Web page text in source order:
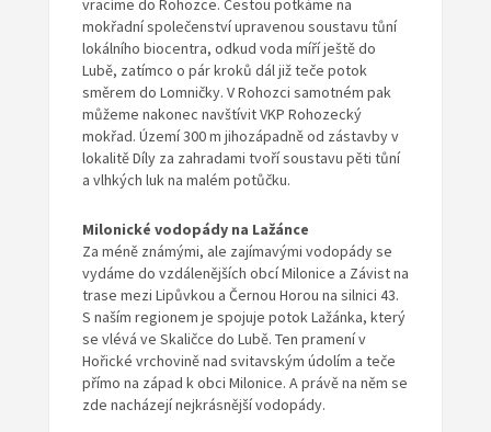
vracíme do Rohozce. Cestou potkáme na
mokřadní společenství upravenou soustavu tůní
lokálního biocentra, odkud voda míří ještě do
Lubě, zatímco o pár kroků dál již teče potok
směrem do Lomničky. V Rohozci samotném pak
můžeme nakonec navštívit VKP Rohozecký
mokřad. Území 300 m jihozápadně od zástavby v
lokalitě Díly za zahradami tvoří soustavu pěti tůní
a vlhkých luk na malém potůčku.
Milonické vodopády na Lažánce
Za méně známými, ale zajímavými vodopády se
vydáme do vzdálenějších obcí Milonice a Závist na
trase mezi Lipůvkou a Černou Horou na silnici 43.
S naším regionem je spojuje potok Lažánka, který
se vlévá ve Skaličce do Lubě. Ten pramení v
Hořické vrchovině nad svitavským údolím a teče
přímo na západ k obci Milonice. A právě na něm se
zde nacházejí nejkrásnější vodopády.